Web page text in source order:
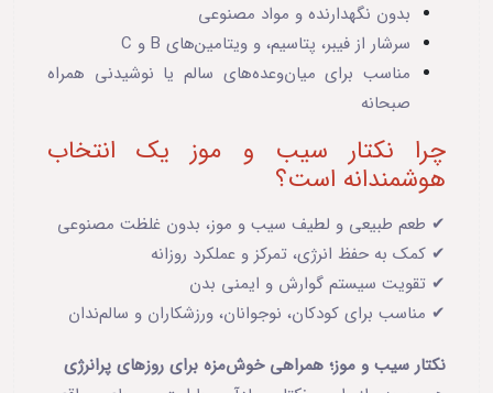
بدون نگهدارنده و مواد مصنوعی
سرشار از فیبر، پتاسیم، و ویتامین‌های B و C
مناسب برای میان‌وعده‌های سالم یا نوشیدنی همراه
صبحانه
چرا نکتار سیب و موز یک انتخاب
هوشمندانه است؟
✔ طعم طبیعی و لطیف سیب و موز، بدون غلظت مصنوعی
✔ کمک به حفظ انرژی، تمرکز و عملکرد روزانه
✔ تقویت سیستم گوارش و ایمنی بدن
✔ مناسب برای کودکان، نوجوانان، ورزشکاران و سالم‌ندان
نکتار سیب و موز؛ همراهی خوش‌مزه برای روزهای پرانرژی